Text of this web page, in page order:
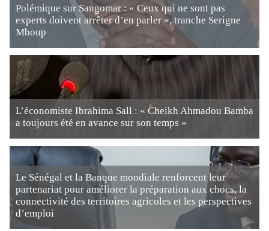
Polémique sur Sangomar : « Ceux qui ne sont pas
experts doivent arrêter d’en parler », tranche Serigne
Mboup
L’économiste Ibrahima Sall : « Cheikh Ahmadou Bamba
a toujours été en avance sur son temps »
Le Sénégal et la Banque mondiale renforcent leur
partenariat pour améliorer la préparation aux chocs, la
connectivité des territoires agricoles et les perspectives
d’emploi